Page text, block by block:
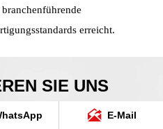
erreicht.
SIE UNS
 E-Mail